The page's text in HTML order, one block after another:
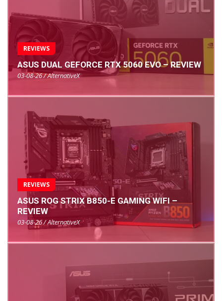
REVIEWS
ASUS DUAL GEFORCE RTX 5060 EVO – REVIEW
03-08-26 / AlternativeX
REVIEWS
ASUS ROG STRIX B850-E GAMING WIFI –
REVIEW
03-08-26 / AlternativeX